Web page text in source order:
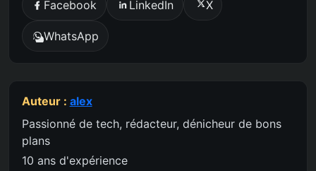
Facebook LinkedIn X
WhatsApp
Auteur : alex
Passionné de tech, rédacteur, dénicheur de bons
plans
10 ans d'expérience